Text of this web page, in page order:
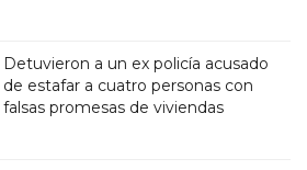
Detuvieron a un ex policía acusado
de estafar a cuatro personas con
falsas promesas de viviendas